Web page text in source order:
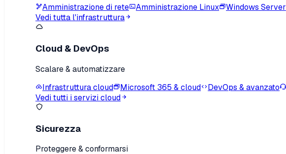
Amministrazione di rete
Amministrazione Linux Windows Server
Vedi tutta l'infrastruttura
Cloud & DevOps
Scalare & automatizzare
Infrastruttura cloud
Microsoft 365 & cloud DevOps & avanzato
Vedi tutti i servizi cloud
Sicurezza
Proteggere & conformarsi